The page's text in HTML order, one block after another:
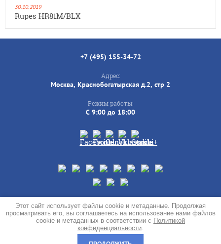
30.10.2019
Rupes HR81M/BLX
+7 (495) 155-34-72
Адрес:
Москва, Краснобогатырская д.2, стр 2
Режим работы:
C 9:00 до 18:00
© 2019 - 2026
Политика конфиденциальности
сделать сайтв megagroup.ru
Этот сайт использует файлы cookie и метаданные. Продолжая
просматривать его, вы соглашаетесь на использование нами файлов
cookie и метаданных в соответствии с Политикой
конфиденциальности.